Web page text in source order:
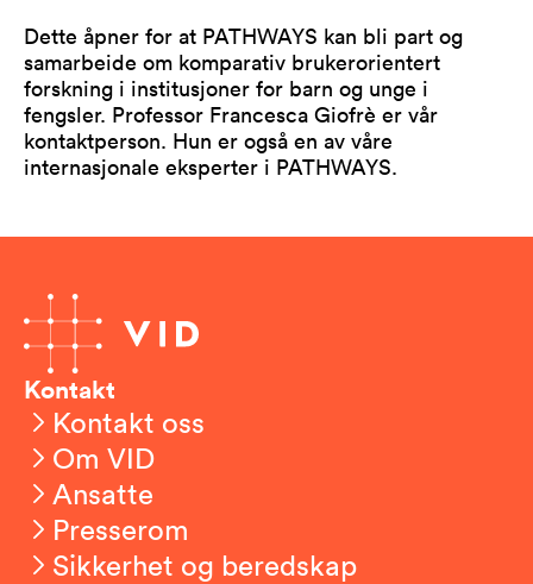
Dette åpner for at PATHWAYS kan bli part og
samarbeide om komparativ brukerorientert
forskning i institusjoner for barn og unge i
fengsler. Professor Francesca Giofrè er vår
kontaktperson. Hun er også en av våre
internasjonale eksperter i PATHWAYS.
Kontakt
Kontakt oss
Om VID
Ansatte
Presserom
Sikkerhet og beredskap